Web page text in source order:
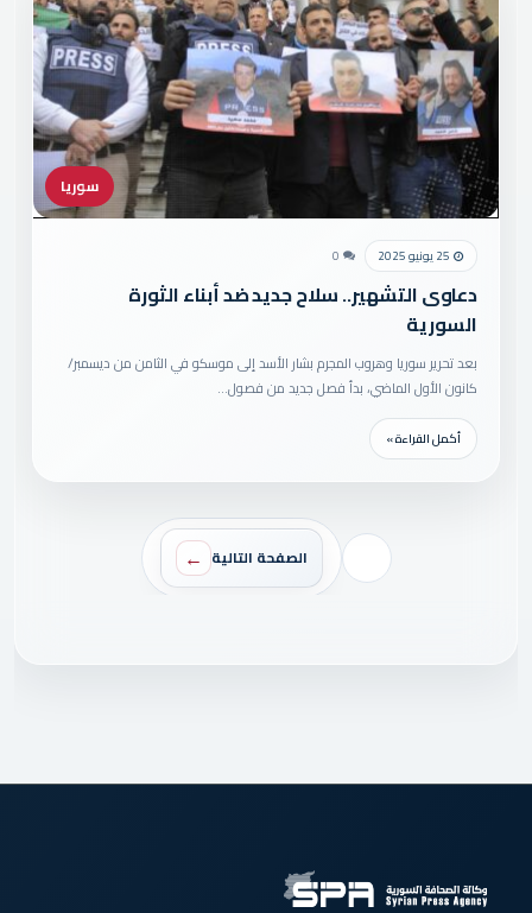
سوريا
25 يونيو 2025 0
دعاوى التشهير.. سلاح جديد ضد أبناء الثورة
السورية
بعد تحرير سوريا وهروب المجرم بشار الأسد إلى موسكو في الثامن من ديسمبر/
كانون الأول الماضي، بدأ فصل جديد من فصول…
أكمل القراءة »
الصفحة التالية